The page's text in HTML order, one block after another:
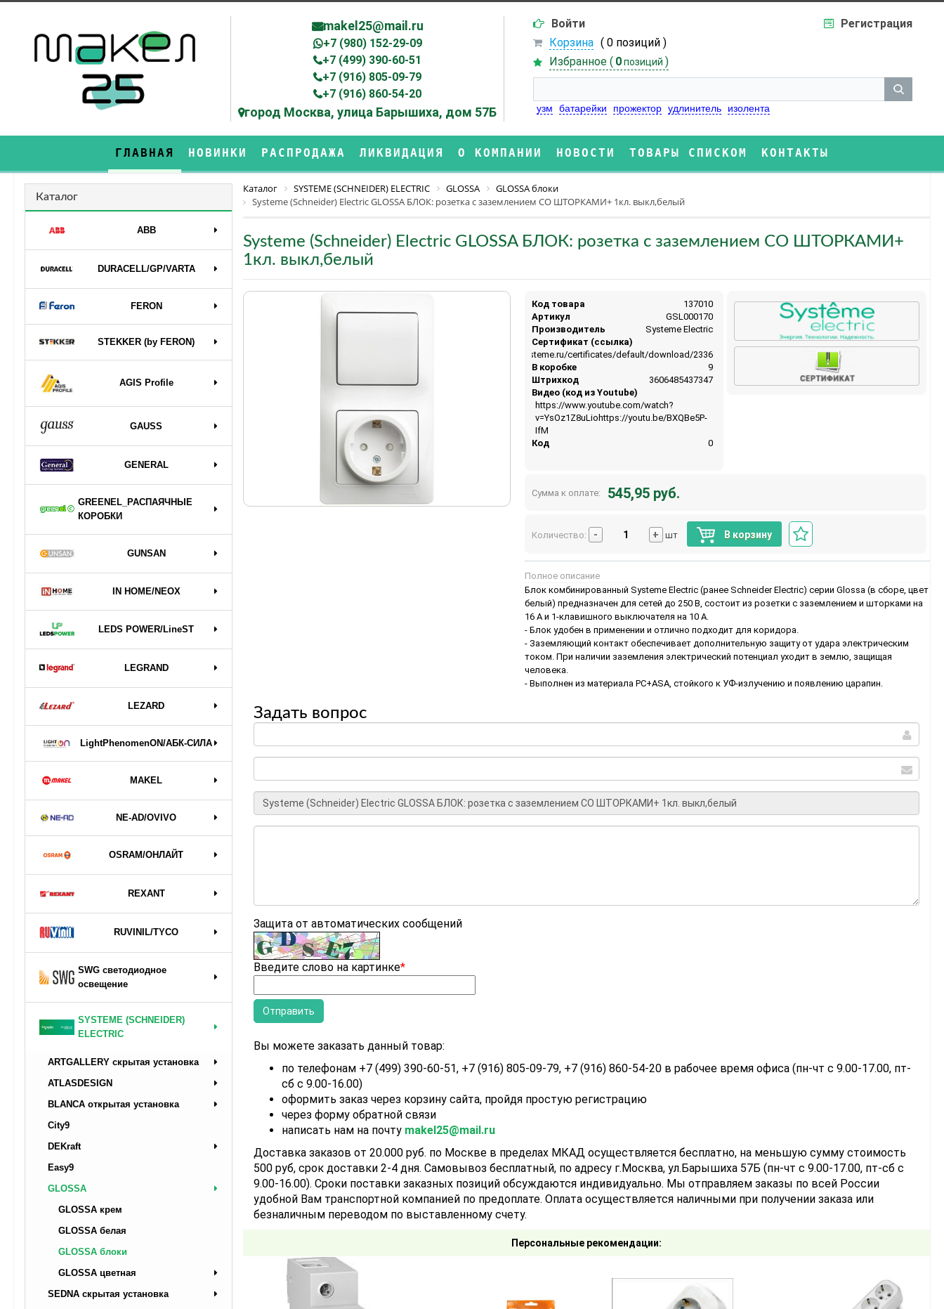
makel25@mail.ru
+7 (980) 152-29-09
+7 (499) 390-60-51
+7 (916) 805-09-79
+7 (916) 860-54-20
город Москва, улица Барышиха, дом 57Б
Войти
Регистрация
Корзина ( 0 позиций )
Избранное ( 0 позиций )
узм батарейки прожектор удлинитель изолента
ГЛАВНАЯ НОВИНКИ РАСПРОДАЖА ЛИКВИДАЦИЯ О КОМПАНИИ НОВОСТИ ТОВАРЫ СПИСКОМ КОНТАКТЫ
Каталог
ABB
DURAСELL/GP/VARTA
FERON
STEKKER (by FERON)
AGIS Profile
GAUSS
GENERAL
GREENEL_РАСПАЯЧНЫЕ
КОРОБКИ
GUNSAN
IN HOME/NEOX
LEDS POWER/LineST
LEGRAND
LEZARD
LightPhenomenON/АБК-СИЛА
MAKEL
NE-AD/OVIVO
OSRAM/ОНЛАЙТ
REXANT
RUVINIL/TYCO
SWG светодиодное
освещение
SYSTEME (SCHNEIDER)
ELECTRIC
ARTGALLERY скрытая установка
ATLASDESIGN
BLANCA открытая установка
City9
DEKraft
Easy9
GLOSSA
GLOSSA крем
GLOSSA белая
GLOSSA блоки
GLOSSA цветная
SEDNA скрытая установка
Каталог SYSTEME (SCHNEIDER) ELECTRIC GLOSSA
GLOSSA блоки
Systeme (Schneider) Electric GLOSSA БЛОК: розетка с заземлением СО ШТОРКАМИ+ 1кл. выкл,белый
Systeme (Schneider) Electric GLOSSA БЛОК: розетка с заземлением СО ШТОРКАМИ+
1кл. выкл,белый
Код товара
137010
Артикул
GSL000170
Производитель
Systeme Electric
Сертификат (ссылка)
https://api.systeme.ru/certificates/default/download/2336
В коробке
9
Штрихкод
3606485437347
Видео (код из Youtube)
https://www.youtube.com/watch?
v=YsOz1Z8uLiohttps://youtu.be/BXQBe5P-
IfM
Код
0
Сумма к оплате: 545,95 руб.
Количество: - + шт В корзину
Полное описание
Блок комбинированный Systeme Electric (ранее Schneider Electric) серии Glossa (в сборе, цвет
белый) предназначен для сетей до 250 В, состоит из розетки с заземлением и шторками на
16 А и 1-клавишного выключателя на 10 А.
- Блок удобен в применении и отлично подходит для коридора.
- Заземляющий контакт обеспечивает дополнительную защиту от удара электрическим
током. При наличии заземления электрический потенциал уходит в землю, защищая
человека.
- Выполнен из материала PС+ASA, стойкого к УФ-излучению и появлению царапин.
Задать вопрос
Защита от автоматических сообщений
Введите слово на картинке*
Вы можете заказать данный товар:
по телефонам +7 (499) 390-60-51, +7 (916) 805-09-79, +7 (916) 860-54-20 в рабочее время офиса (пн-чт с 9.00-17.00, пт-
сб с 9.00-16.00)
оформить заказ через корзину сайта, пройдя простую регистрацию
через форму обратной связи
написать нам на почту makel25@mail.ru
Доставка заказов от 20.000 руб. по Москве в пределах МКАД осуществляется бесплатно, на меньшую сумму стоимость
500 руб, срок доставки 2-4 дня. Самовывоз бесплатный, по адресу г.Москва, ул.Барышиха 57Б (пн-чт с 9.00-17.00, пт-сб с
9.00-16.00). Сроки поставки заказных позиций обсуждаются индивидуально. Мы отправляем заказы по всей России
удобной Вам транспортной компанией по предоплате. Оплата осуществляется наличными при получении заказа или
безналичным переводом по выставленному счету.
Персональные рекомендации: